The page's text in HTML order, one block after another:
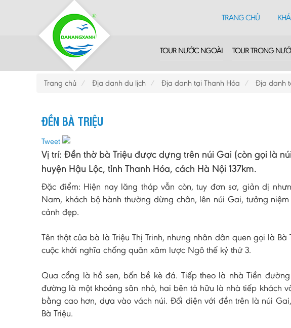
TRANG CHỦ
TOUR NƯỚC NGOÀI TOUR TRONG
Trang chủ Địa danh du lịch Địa danh tại Thanh Hóa Địa danh
ĐỀN BÀ TRIỆU
Tweet
Vị trí: Đền thờ bà Triệu được dựng trên núi Gai (còn gọi là
huyện Hậu Lộc, tỉnh Thanh Hóa, cách Hà Nội 137km.
Đặc điểm: Hiện nay lăng tháp vẫn còn, tuy đơn sơ, giản dị
Nam, khách bộ hành thường dừng chân, lên núi Gai, tưởng
cảnh đẹp.
Tên thật của bà là Triệu Thị Trinh, nhưng nhân dân quen gọi là
cuộc khởi nghĩa chống quân xâm lược Ngô thế kỷ thứ 3.
Qua cổng là hồ sen, bốn bề kè đá. Tiếp theo là nhà Tiền
đường là một khoảng sân nhỏ, hai bên tả hữu là nhà tiếp khách
bằng cao hơn, dựa vào vách núi. Đối diện với đền trên là núi
Bà Triệu.